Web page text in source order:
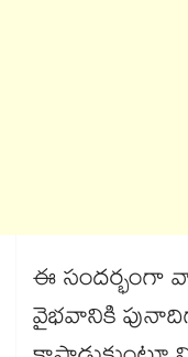
ఈ సందర్భంగా
వైభవానికి